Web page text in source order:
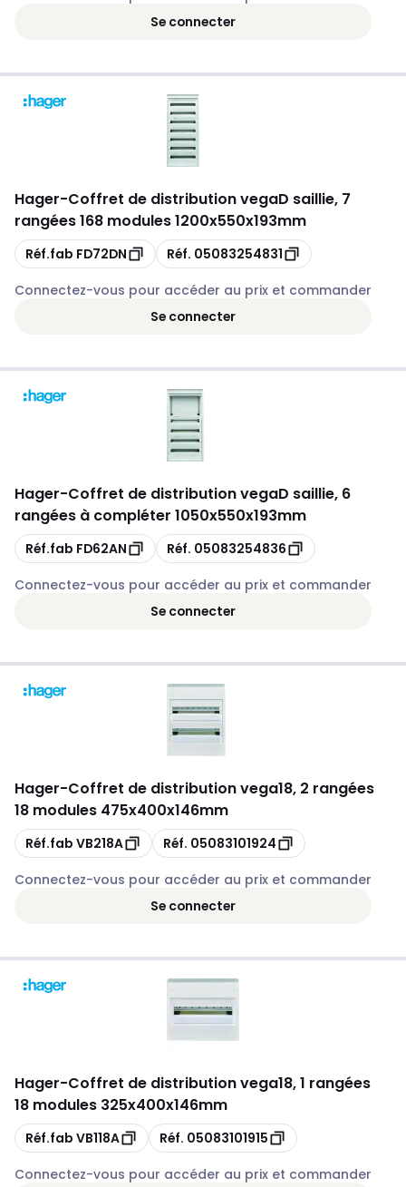
Se connecter
Hager-Coffret de distribution vegaD saillie, 7
rangées 168 modules 1200x550x193mm
Copie
Réf.fab FD72DN Copie
Réf. 05083254831
Connectez-vous pour accéder au prix et commander
Se connecter
Hager-Coffret de distribution vegaD saillie, 6
rangées à compléter 1050x550x193mm
Copie
Réf.fab FD62AN Copie
Réf. 05083254836
Connectez-vous pour accéder au prix et commander
Se connecter
Hager-Coffret de distribution vega18, 2 rangées
18 modules 475x400x146mm
Copie
Réf.fab VB218A Copie
Réf. 05083101924
Connectez-vous pour accéder au prix et commander
Se connecter
Hager-Coffret de distribution vega18, 1 rangées
18 modules 325x400x146mm
Copie
Réf.fab VB118A Copie
Réf. 05083101915
Connectez-vous pour accéder au prix et commander